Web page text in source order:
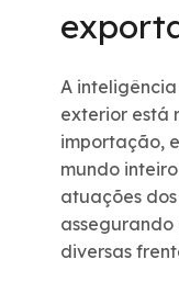
A
exterior está
importação,
mundo
atuações
diversas